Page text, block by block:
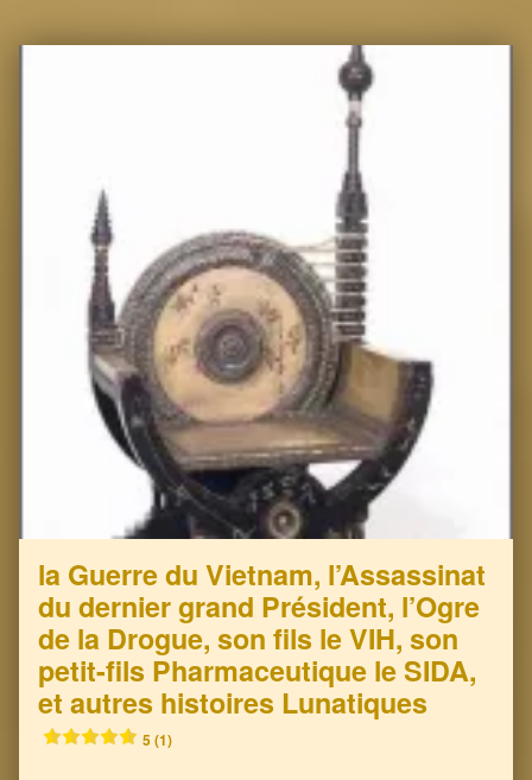
la Guerre du Vietnam, l’Assassinat
du dernier grand Président, l’Ogre
de la Drogue, son fils le VIH, son
petit-fils Pharmaceutique le SIDA,
et autres histoires Lunatiques
5 (1)